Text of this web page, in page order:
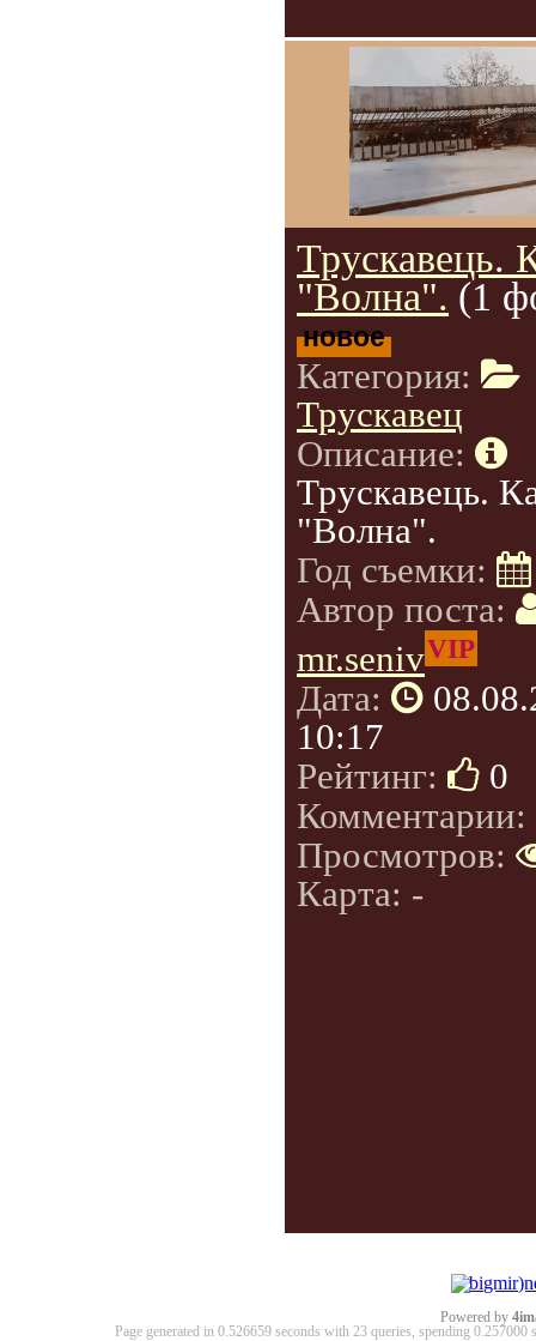
Трускавець.
"Волна". (1
новое
Категория:
Трускавец
Описание:
Трускавець.
"Волна".
Год съемки:
Автор поста:
mr.senivVIP
Дата:
10:17
Рейтинг:
0
Комментарии:
Просмотров:
Карта: -
Powered by
Page generated in 0.526659 seconds with 23 queries, spending